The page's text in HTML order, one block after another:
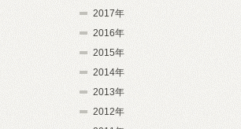
2017年
2016年
2015年
2014年
2013年
2012年